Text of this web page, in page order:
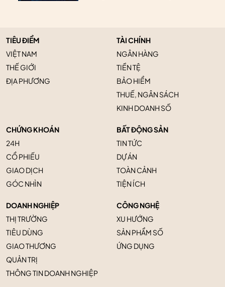
TIÊU ĐIỂM
VIỆT NAM
THẾ GIỚI
ĐỊA PHƯƠNG
TÀI CHÍNH
NGÂN HÀNG
TIỀN TỆ
BẢO HIỂM
THUẾ, NGÂN SÁCH
KINH DOANH SỐ
CHỨNG KHOÁN
24H
CỔ PHIẾU
GIAO DỊCH
GÓC NHÌN
BẤT ĐỘNG SẢN
TIN TỨC
DỰ ÁN
TOÀN CẢNH
TIỆN ÍCH
DOANH NGHIỆP
THỊ TRƯỜNG
TIÊU DÙNG
GIAO THƯƠNG
QUẢN TRỊ
THÔNG TIN DOANH NGHIỆP
CÔNG NGHỆ
XU HƯỚNG
SẢN PHẨM SỐ
ỨNG DỤNG